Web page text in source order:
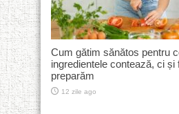
Cum gătim sănătos pentru
ingredientele contează, ci și
preparăm
12 zile ago